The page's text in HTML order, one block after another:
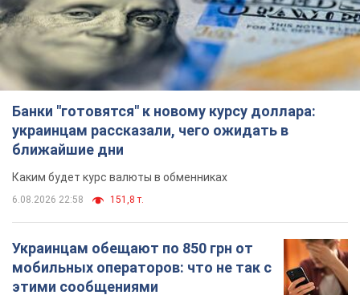
Каким будет курс валюты в обменниках
6.08.2026 22:58 151,8 т.
Украинцам обещают по 850 грн от
мобильных операторов: что не так с
этими сообщениями
Как не попасть в ловушку мошенников
6.08.2026 21:02 16,6 т.
Самый дорогой футболист
"Динамо" забил "Карабаху" уже на
10-й минуте матча. Видео
Поединок проходит в Польше